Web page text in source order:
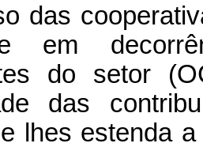
das
em
do setor
das
lhes estenda